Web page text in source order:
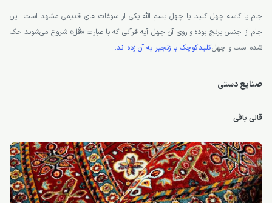
جام یا کاسه چهل کلید یا چهل بسم الله یکی از سوغات های قدیمی مشهد است. این
جام از جنس برنج بوده و روی آن چهل آیه قرآنی که با عبارت «قُل» شروع می‌شوند حک
شده است و چهلکلید کوچک با زنجیر به آن زده اند.
صنایع دستی
قالی بافی